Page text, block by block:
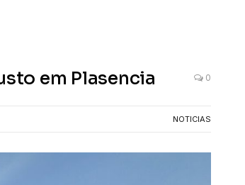
em Plasencia 0
NOTICIAS